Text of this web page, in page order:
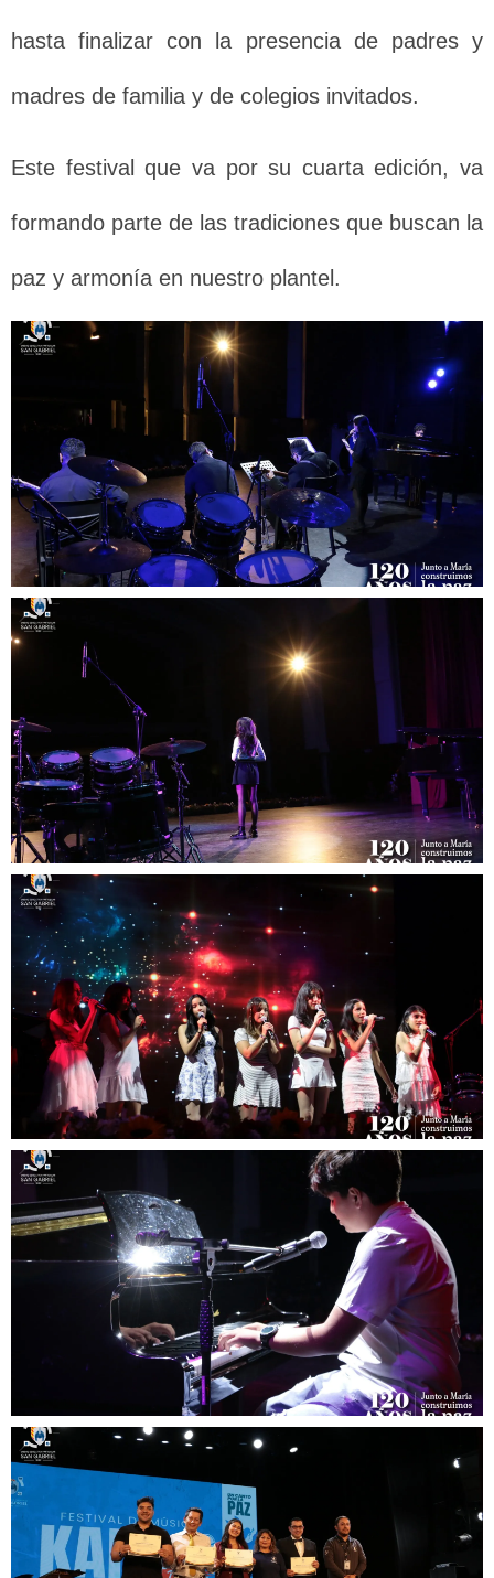
hasta finalizar con la presencia de padres y
madres de familia y de colegios invitados.
Este festival que va por su cuarta edición, va
formando parte de las tradiciones que buscan la
paz y armonía en nuestro plantel.